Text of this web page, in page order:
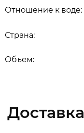
Отношение к воде:
Страна:
Объем:
Доставка